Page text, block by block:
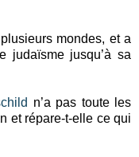
mondes, et a
judaïsme jusqu’à sa
n’a pas toute les
et répare-t-elle ce qui